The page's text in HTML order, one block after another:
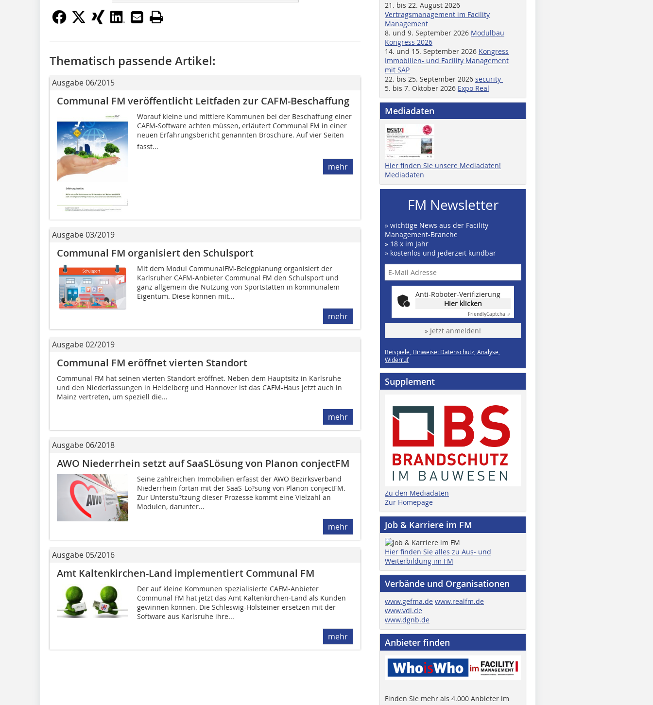
Thematisch passende Artikel:
Ausgabe 06/2015
Communal FM veröffentlicht Leitfaden zur CAFM-Beschaffung
Worauf kleine und mittlere Kommunen bei der Beschaffung einer
CAFM-Software achten müssen, erläutert Communal FM in einer
neuen Erfahrungsbericht genannten Broschüre. Auf vier Seiten
fasst...
mehr
Ausgabe 03/2019
Communal FM organisiert den Schulsport
Mit dem Modul CommunalFM-Beleg­planung organisiert der
Karlsruher CAFM-Anbieter Communal FM den Schulsport und
ganz allgemein die Nutzung von Sportstätten in kommunalem
Eigentum. Diese können mit...
mehr
Ausgabe 02/2019
Communal FM eröffnet vierten Standort
Communal FM hat seinen vierten Standort eröffnet. Neben dem Hauptsitz in Karlsruhe
und den Niederlassungen in Heidelberg und Hannover ist das CAFM-Haus jetzt auch in
Mainz vertreten, um speziell die...
mehr
Ausgabe 06/2018
AWO Niederrhein setzt auf SaaSLösung von Planon conjectFM
Seine zahlreichen Immobilien erfasst der AWO Bezirksverband
Niederrhein fortan mit der SaaS-Lo?sung von Planon conjectFM.
Zur Unterstu?tzung dieser Prozesse kommt eine Vielzahl an
Modulen, darunter...
mehr
Ausgabe 05/2016
Amt Kaltenkirchen-Land implementiert Communal FM
Der auf kleine Kommunen spezialisierte CAFM-Anbieter
Communal FM hat jetzt das Amt Kaltenkirchen-Land als Kunden
gewinnen können. Die Schleswig-Holsteiner ersetzen mit der
Software aus Karlsruhe ihre...
mehr
21. bis 22. August 2026
Vertragsmanagement im Facility
Management
8. und 9. September 2026 Modulbau
Kongress 2026
14. und 15. September 2026 Kongress
Immobilien- und Facility Management
mit SAP
22. bis 25. September 2026 security
5. bis 7. Oktober 2026 Expo Real
Mediadaten
Hier finden Sie unsere Mediadaten!
Mediadaten
FM Newsletter
» wichtige News aus der Facility
Management-Branche
» 18 x im Jahr
» kostenlos und jederzeit kündbar
Anti-Roboter-Verifizierung
Hier klicken
FriendlyCaptcha ⇗
» Jetzt anmelden!
Beispiele, Hinweise: Datenschutz, Analyse,
Widerruf
Supplement
Zu den Mediadaten
Zur Homepage
Job & Karriere im FM
Hier finden Sie alles zu Aus- und
Weiterbildung im FM
Verbände und Organisationen
www.gefma.de www.realfm.de
www.vdi.de
www.dgnb.de
Anbieter finden
Finden Sie mehr als 4.000 Anbieter im